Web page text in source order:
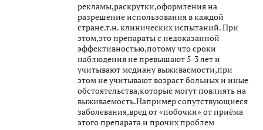
рекламы,раскрутки,оформления на
разрешение использования в каждой
стране.т.н. клинических испытаний. При
этом,это препараты с недоказанной
эффективностью,потому что сроки
наблюдения не превышают 5-3 лет и
учитывают медиану выживаемости,при
этом не учитывают возраст больных и иные
обстоятельства,которые могут повлиять на
выживаемость.Например сопутствующиеся
заболевания,вред от «побочки» от приёма
этого препарата и прочих проблем